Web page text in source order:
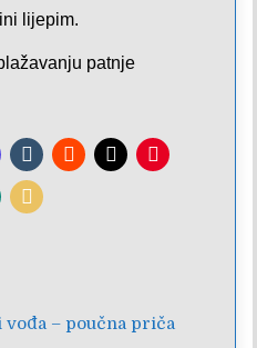
lijepim.
patnje
– poučna priča